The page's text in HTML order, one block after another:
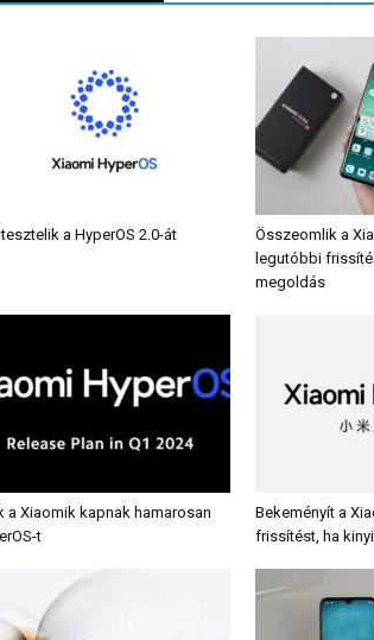
a HyperOS 2.0-át
Összeomlik a
legutóbbi
megoldás
a Xiaomik kapnak hamarosan
t
Bekeményít a
frissítést, ha